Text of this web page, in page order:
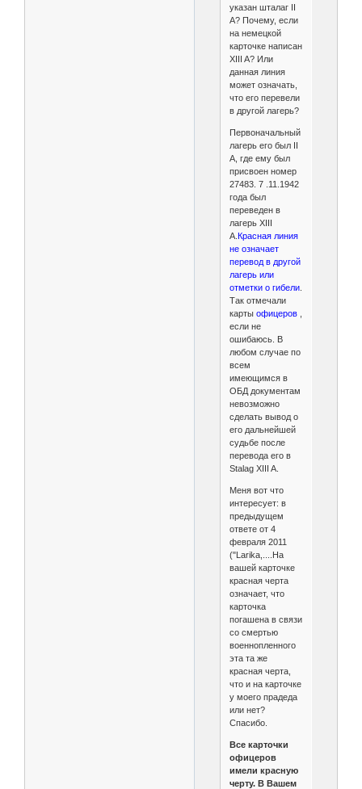
указан шталаг II
A? Почему, если
на немецкой
карточке написан
XIII A? Или
данная линия
может означать,
что его перевели
в другой лагерь?
Первоначальный
лагерь его был II
A, где ему был
присвоен номер
27483. 7 .11.1942
года был
переведен в
лагерь XIII
A. Красная линия
не означает
перевод в другой
лагерь или
отметки о гибели.
Так отмечали
карты офицеров
если не
ошибаюсь. В
любом случае по
всем
имеющимся в
ОБД документам
невозможно
сделать вывод о
его дальнейшей
судьбе после
перевода его в
Stalag XIII A.
Меня вот что
интересует: в
предыдущем
ответе от 4
февраля 2011
("Larika,....На
вашей карточке
красная черта
означает, что
карточка
погашена в связи
со смертью
военнопленного
эта та же
красная черта,
что и на карточке
у моего прадеда
или нет?
Спасибо.
Все карточки
офицеров
имели красную
черту. В Вашем